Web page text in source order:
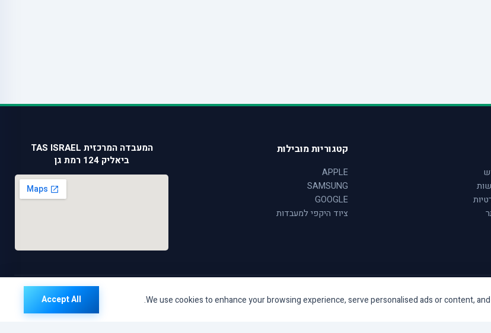
We use cookies to enhance your browsing experience, serve personalised ads or content,
Accept All
קטגוריות מובילות
APPLE
SAMSUNG
GOOGLE
ציוד היקפי למעבדות
המעבדה המרכזית TAS ISRAEL
ביאליק 124 רמת גן